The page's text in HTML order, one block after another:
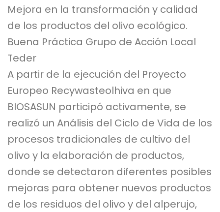
Mejora en la transformación y calidad
de los productos del olivo ecológico.
Buena Práctica Grupo de Acción Local
Teder
A partir de la ejecución del Proyecto
Europeo Recywasteolhiva en que
BIOSASUN participó activamente, se
realizó un Análisis del Ciclo de Vida de los
procesos tradicionales de cultivo del
olivo y la elaboración de productos,
donde se detectaron diferentes posibles
mejoras para obtener nuevos productos
de los residuos del olivo y del alperujo,